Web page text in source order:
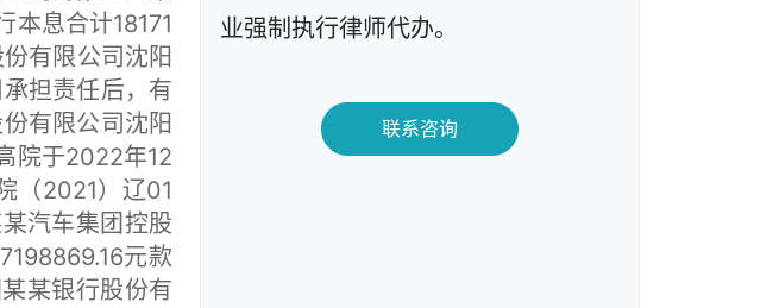
本息合计18171
有限公司沈阳
担责任后，有
有限公司沈阳
院于2022年12
（2021）辽01
汽车集团控股
元款
某银行股份有
业强制执行律师代办。
联系咨询